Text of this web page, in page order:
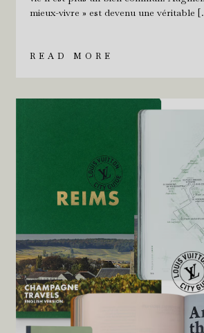
mieux-vivre » est devenu une véritable
READ MORE